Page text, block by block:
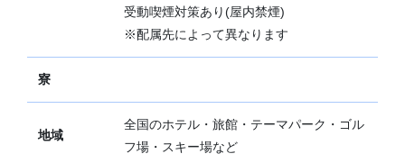
受動喫煙対策あり(屋内禁煙)
※配属先によって異なります
寮
地域
全国のホテル・旅館・テーマパーク・ゴル
フ場・スキー場など